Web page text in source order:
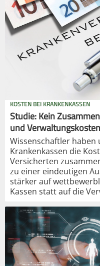
KOSTEN BEI KRANKENKASSEN
Studie: Kein
und Verwaltungskosten
Wissenschaftler haben
Krankenkassen die
Versicherten
zu einer eindeutigen
stärker auf
Kassen statt auf die